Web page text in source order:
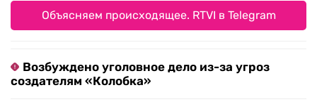
Объясняем происходящее. RTVI в Telegram
Возбуждено уголовное дело из-за угроз
создателям «Колобка»